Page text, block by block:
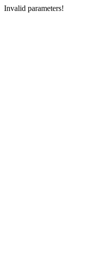
Invalid parameters!